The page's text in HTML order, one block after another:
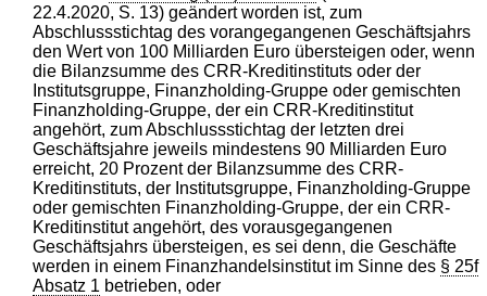
22.4.2020, S. 13) geändert worden ist, zum
Abschlussstichtag des vorangegangenen Geschäftsjahrs
den Wert von 100 Milliarden Euro übersteigen oder, wenn
die Bilanzsumme des CRR-Kreditinstituts oder der
Institutsgruppe, Finanzholding-Gruppe oder gemischten
Finanzholding-Gruppe, der ein CRR-Kreditinstitut
angehört, zum Abschlussstichtag der letzten drei
Geschäftsjahre jeweils mindestens 90 Milliarden Euro
erreicht, 20 Prozent der Bilanzsumme des CRR-
Kreditinstituts, der Institutsgruppe, Finanzholding-Gruppe
oder gemischten Finanzholding-Gruppe, der ein CRR-
Kreditinstitut angehört, des vorausgegangenen
Geschäftsjahrs übersteigen, es sei denn, die Geschäfte
werden in einem Finanzhandelsinstitut im Sinne des § 25f
Absatz 1 betrieben, oder